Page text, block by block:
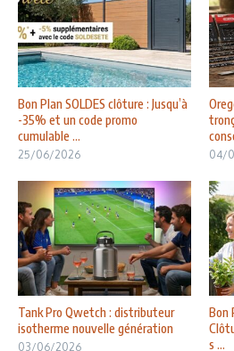
Bon Plan SOLDES clôture : Jusqu’à
-35% et un code promo
cumulable ...
25/06/2026 04/
Tank Pro Qwetch : distributeur
isotherme nouvelle génération
03/06/2026
Bon
s ...